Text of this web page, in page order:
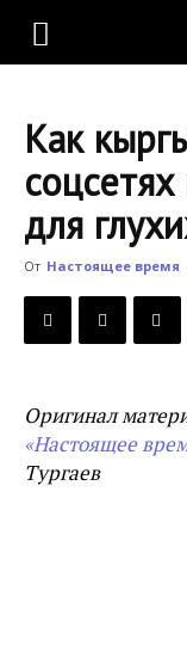
KLOOP.KG
Новости
Кыргызстана
Как
для
От Настоящее время
Оригинал
«Настоящее
Тургаев